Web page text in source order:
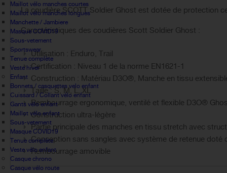
Maillot vélo manches courtes
Maillot vélo manches longues
Manchette / Jambiere
Masque COVID19
Sous-vetement
Sportswear
Tenue complète
Veste hiver
Enfant
Bonnets / casquettes velo enfant
Cuissard / Collant vélo enfant
Gants vélo enfant
Maillot vélo enfant
Sous-vetement
Masque COVID19
Tenue complète
Veste vélo enfant
Casque chrono
Casque vélo route
La coudière SCOTT Soldier Ghost est dotée de protection
Caractéristiques des coudières Scott Soldier Ghost :
Utilisation : Enduro, Trail
Certification : Niveau 1 de la norme EN1621-1
Construction : Matériau D3O®, Manche en tissu
Taille : S, M, L, XL
Rembourrage ergonomique, ventilé et flexible D3O®
Construction ultra-légère
Partie principale des manches en tissu stretch avec
Conception sans sangles avec système de retenue doté
Rembourrage amovible